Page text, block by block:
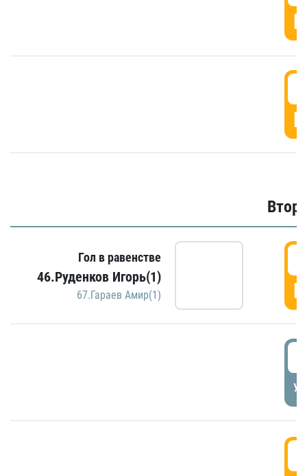
Гол в равенстве
46.Руденков Игорь(1)
67.Гараев Амир(1)